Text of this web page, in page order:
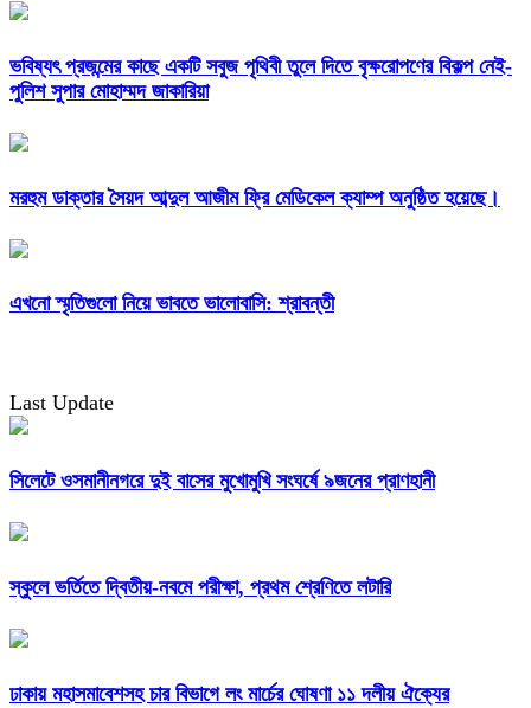
ভবিষ্যৎ প্রজন্মের কাছে একটি সবুজ পৃথিবী তুলে দিতে বৃক্ষরোপণের বিকল্প নেই-
পুলিশ সুপার মোহাম্মদ জাকারিয়া
মরহুম ডাক্তার সৈয়দ আব্দুল আজীম ফ্রি মেডিকেল ক্যাম্প অনুষ্ঠিত হয়েছে।
এখনো স্মৃতিগুলো নিয়ে ভাবতে ভালোবাসি: শ্রাবন্তী
Last Update
সিলেটে ওসমানীনগরে দুই বাসের মুখোমুখি সংঘর্ষে ৯জনের প্রাণহানী
স্কুলে ভর্তিতে দ্বিতীয়-নবমে পরীক্ষা, প্রথম শ্রেণিতে লটারি
ঢাকায় মহাসমাবেশসহ চার বিভাগে লং মার্চের ঘোষণা ১১ দলীয় ঐক্যের